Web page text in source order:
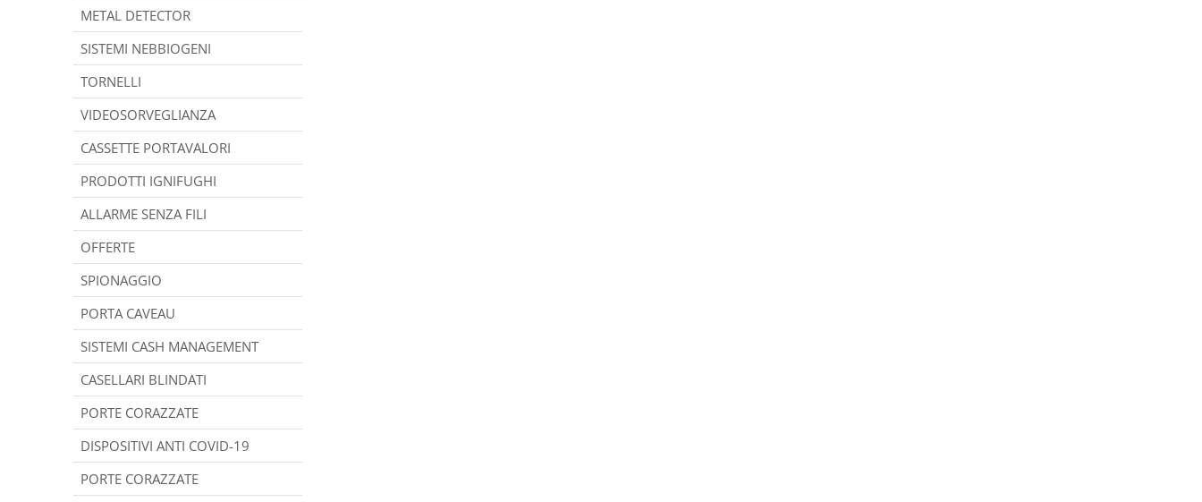
METAL DETECTOR
SISTEMI NEBBIOGENI
TORNELLI
VIDEOSORVEGLIANZA
CASSETTE PORTAVALORI
PRODOTTI IGNIFUGHI
ALLARME SENZA FILI
OFFERTE
SPIONAGGIO
PORTA CAVEAU
SISTEMI CASH MANAGEMENT
CASELLARI BLINDATI
PORTE CORAZZATE
DISPOSITIVI ANTI COVID-19
PORTE CORAZZATE